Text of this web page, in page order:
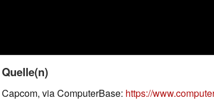
Quelle(n)
Capcom, via ComputerBase: https://